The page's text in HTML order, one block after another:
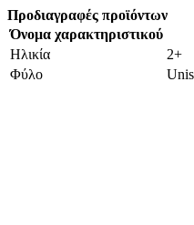
Προδιαγραφές προϊόντων
Όνομα χαρακτηριστικού
Ηλικία
2+
Φύλο